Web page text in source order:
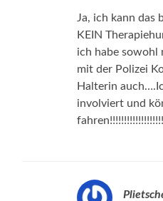
Ja, ich kann das
KEIN
ich habe sowohl
mit der Polizei
Halterin
involviert und